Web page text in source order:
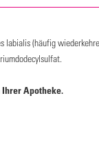
labialis (häufig
Apotheke.